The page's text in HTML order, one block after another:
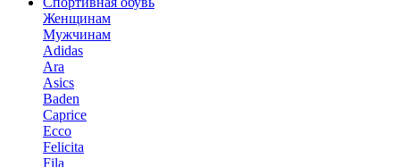
Женщинам
Мужчинам
Adidas
Ara
Asics
Baden
Caprice
Ecco
Felicita
Fila